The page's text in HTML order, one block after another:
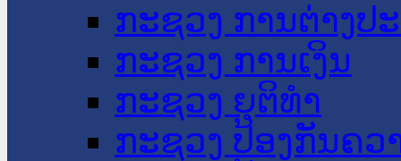
ກະຊວງ ການຕ່າງປ
ກະຊວງ ການເງິນ
ກະຊວງ ຍຸຕິທໍາ
ກະຊວງ ປ້ອງກັນຄວ